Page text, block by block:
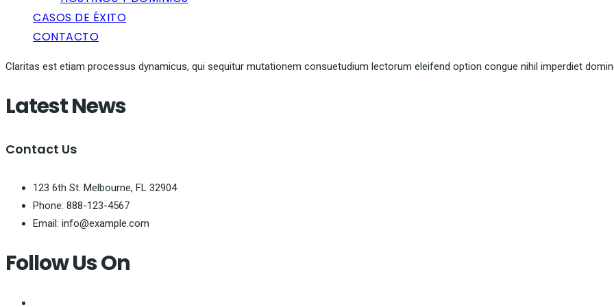
CASOS DE ÉXITO
CONTACTO
Claritas est etiam processus dynamicus, qui sequitur mutationem consuetudium lectorum eleifend option congue nihil imperdiet
Latest News
Contact Us
123 6th St. Melbourne, FL 32904
Phone: 888-123-4567
Email: info@example.com
Follow Us On